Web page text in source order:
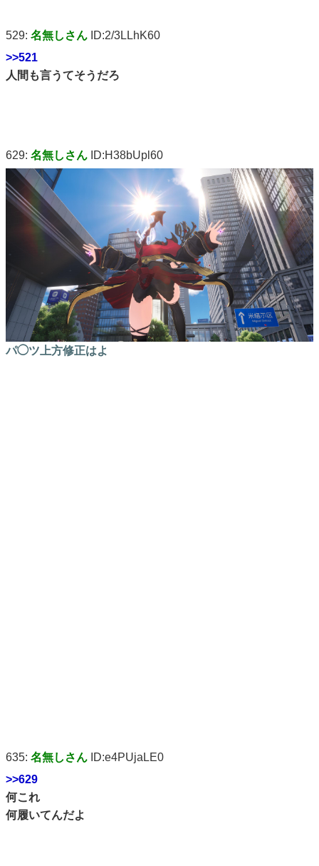
529: 名無しさん ID:2/3LLhK60
>>521
人間も言うてそうだろ
629: 名無しさん ID:H38bUpl60
パ◯ツ上方修正はよ
635: 名無しさん ID:e4PUjaLE0
>>629
何これ
何履いてんだよ